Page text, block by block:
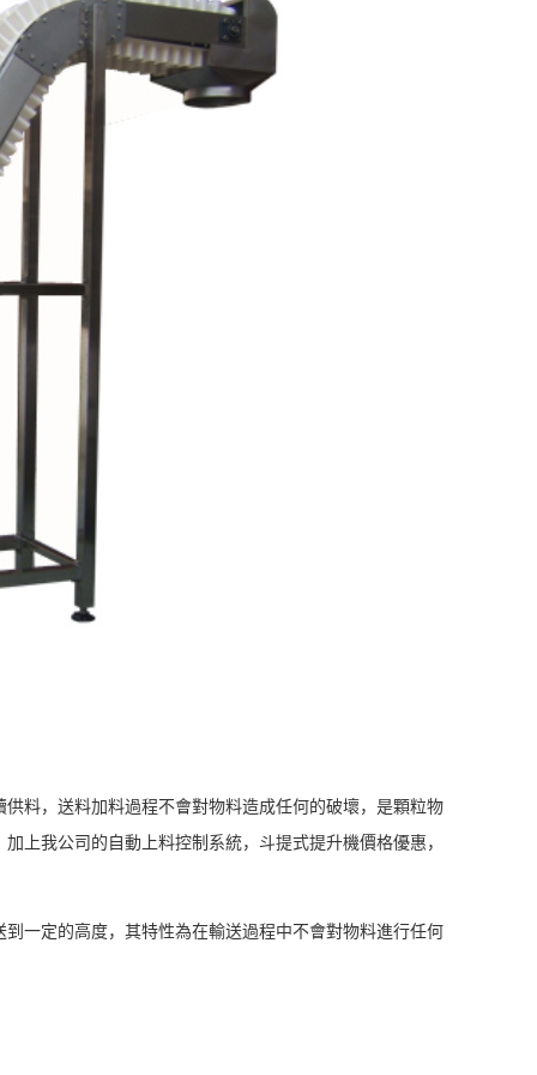
料，送料加料過程不會對物料造成任何的破壞，是顆粒物
上我公司的自動上料控制系統，斗提式提升機價格優惠，
一定的高度，其特性為在輸送過程中不會對物料進行任何